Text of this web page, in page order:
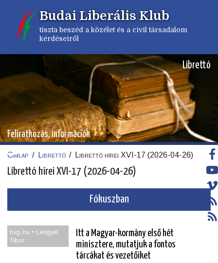
tartalomra
Budai Liberális Klub
tiszta beszéd a közélet és a civil társadalom
kérdéseiről
Librettó
Feliratkozás, információk
Címlap / Librettó / Librettó hírei XVI-17 (2026-04-26)
Librettó hírei XVI-17 (2026-04-26)
Fókuszban
hvg․hu • Lengyel
Tibor
Itt a Magyar-kormány első hét
minisztere, mutatjuk a fontos
tárcákat és vezetőiket